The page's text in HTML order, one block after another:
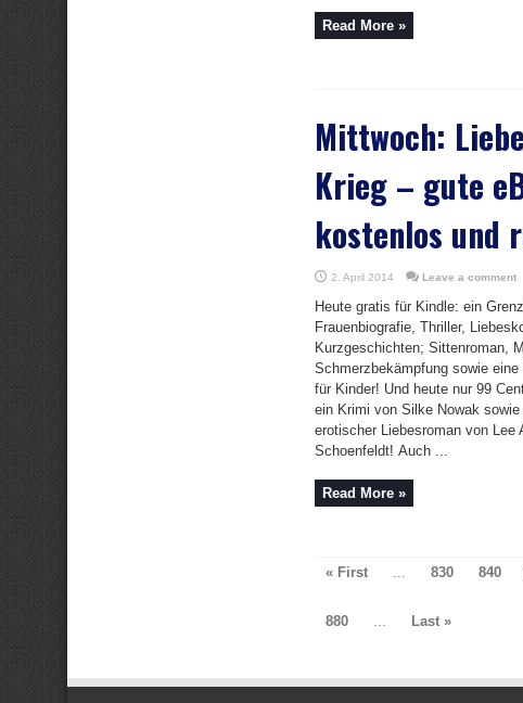
Read More »
Mittwoch:
Krieg – gute
kostenlos und
2. April 2014 Leave a comment
Heute gratis für Kindle: ein
Frauenbiografie, Thriller,
Kurzgeschichten; Sittenroman,
Schmerzbekämpfung sowie
für Kinder! Und heute nur 99
ein Krimi von Silke Nowak sowie
erotischer Liebesroman von Lee
Schoenfeldt! Auch ...
Read More »
« First ... 830 840
880
... Last »